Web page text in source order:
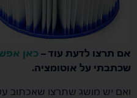
אם תרצו לדעת עוד –כאן
שכתבתי על אוטומציה.
ואם יש מושג שתרצו שאכתוב